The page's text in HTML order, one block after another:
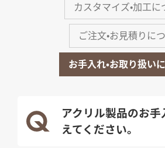
カスタマイズ・加工に
ご注文・お見積りに
お手入れ・お取り扱い
アクリル製品のお
えてください。